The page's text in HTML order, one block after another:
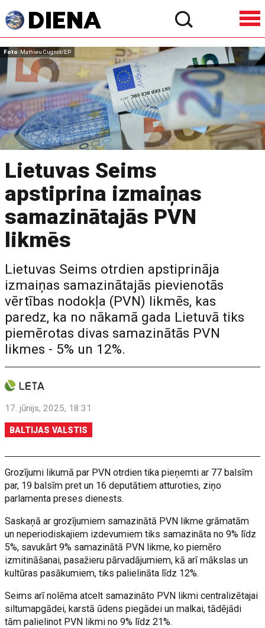
Foto: Mathieu Cugnot/EP
Lietuvas Seims
apstiprina izmaiņas
samazinātajās PVN
likmēs
Lietuvas Seims otrdien apstiprināja
izmaiņas samazinātajās pievienotās
vērtības nodokļa (PVN) likmēs, kas
paredz, ka no nākamā gada Lietuvā tiks
piemērotas divas samazinātās PVN
likmes - 5% un 12%.
17. jūnijs, 2025, 18:31
BALTIJAS VALSTIS
Grozījumi likumā par PVN otrdien tika pieņemti ar 77 balsīm
par, 19 balsīm pret un 16 deputātiem atturoties, ziņo
parlamenta preses dienests.
Saskaņā ar grozījumiem samazinātā PVN likme grāmatām
un neperiodiskajiem izdevumiem tiks samazināta no 9% līdz
5%, savukārt 9% samazinātā PVN likme, ko piemēro
izmitināšanai, pasažieru pārvadājumiem, kā arī mākslas un
kultūras pasākumiem, tiks palielināta līdz 12%.
Seims arī nolēma atcelt samazināto PVN likmi centralizētajai
siltumapgādei, karstā ūdens piegādei un malkai, tādējādi
tām palielinot PVN likmi no 9% līdz 21%.